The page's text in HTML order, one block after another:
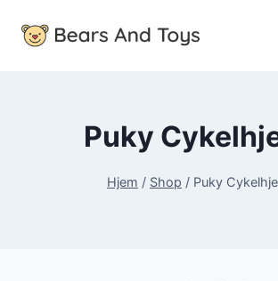
Puky
Hjem / Shop / Puky